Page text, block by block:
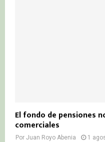
El fondo de pensiones
comerciales
Por Juan Royo Abenia 1